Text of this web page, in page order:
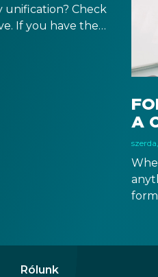
unification? Check
If you have the
A
Rólunk